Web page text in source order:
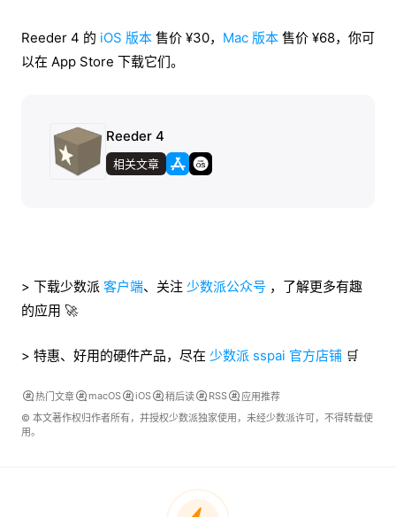
Reeder 4 的 iOS 版本 售价 ¥30， Mac 版本 售价 ¥68，你可
以在 App Store 下载它们。
Reeder 4
相关文章
> 下载少数派 客户端、关注 少数派公众号 ，了解更多有趣
的应用 🚀
> 特惠、好用的硬件产品，尽在 少数派 sspai 官方店铺 🛒
热门文章 macOS iOS 稍后读 RSS
应用推荐
© 本文著作权归作者所有，并授权少数派独家使用，未经少数派许可，不得转载使
用。